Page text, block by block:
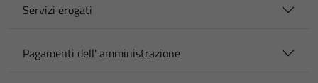
Servizi erogati
Pagamenti dell' amministrazione